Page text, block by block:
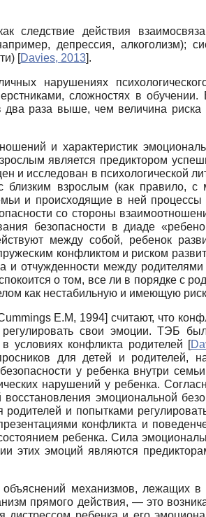
следствие действия
депрессия, алкоголизм);
[Davies, 2013].
нарушениях
сложностях в обучении.
раза выше, чем величина риска
и характеристик
является предиктором
и исследован в психологической
взрослым (как правило, с
и происходящие в ней
со стороны
безопасности в диаде
между собой, ребенок
конфликтом и риском
отчужденности между
о том, все ли в порядке с
как нестабильную и имеющую
E.M, 1994] считают, что
свои эмоции. ТЭБ
условиях конфликта родителей [
для детей и родителей,
у ребенка внутри
нарушений у ребенка.
эмоциональной
и попытками
конфликта и
ребенка. Сила
этих эмоций являются
механизмов, лежащих в
прямого действия, — это